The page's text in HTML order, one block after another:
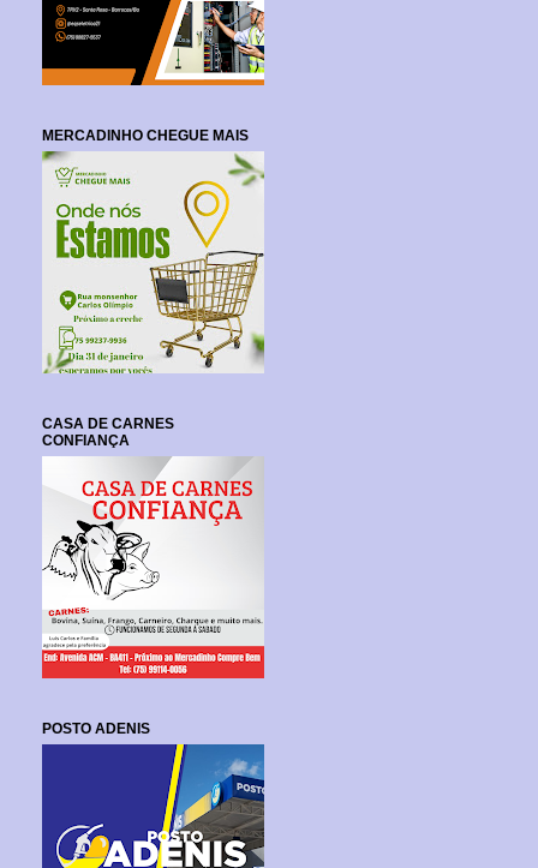
MERCADINHO CHEGUE MAIS
CASA DE CARNES
CONFIANÇA
POSTO ADENIS